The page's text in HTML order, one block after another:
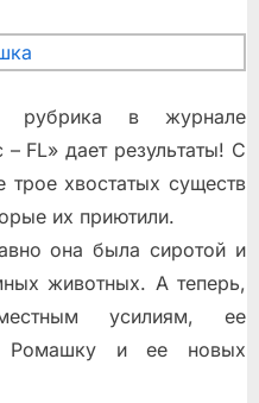
рубрика в журнале
FL» дает результаты! С
хвостатых существ
их приютили.
она была сиротой и
животных. А теперь,
усилиям, ее
Ромашку и ее новых